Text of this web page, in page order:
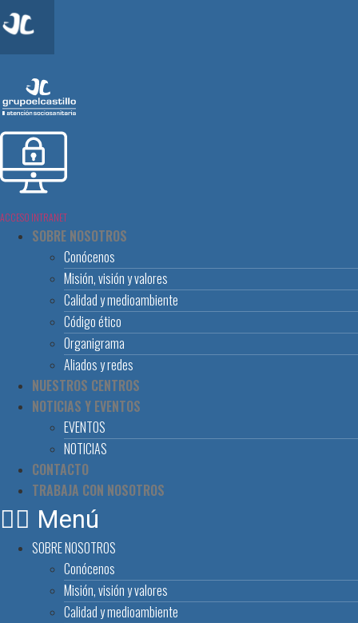
ACCESO INTRANET
SOBRE NOSOTROS
Conócenos
Misión, visión y valores
Calidad y medioambiente
Código ético
Organigrama
Aliados y redes
NUESTROS CENTROS
NOTICIAS Y EVENTOS
EVENTOS
NOTICIAS
CONTACTO
TRABAJA CON NOSOTROS
Menú
SOBRE NOSOTROS
Conócenos
Misión, visión y valores
Calidad y medioambiente